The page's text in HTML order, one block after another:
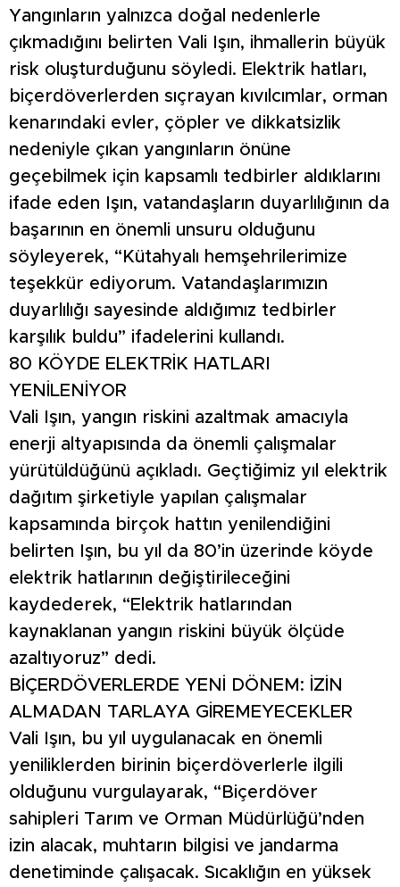
Yangınların yalnızca doğal nedenlerle
çıkmadığını belirten Vali Işın, ihmallerin büyük
risk oluşturduğunu söyledi. Elektrik hatları,
biçerdöverlerden sıçrayan kıvılcımlar, orman
kenarındaki evler, çöpler ve dikkatsizlik
nedeniyle çıkan yangınların önüne
geçebilmek için kapsamlı tedbirler aldıklarını
ifade eden Işın, vatandaşların duyarlılığının da
başarının en önemli unsuru olduğunu
söyleyerek, “Kütahyalı hemşehrilerimize
teşekkür ediyorum. Vatandaşlarımızın
duyarlılığı sayesinde aldığımız tedbirler
karşılık buldu” ifadelerini kullandı.
80 KÖYDE ELEKTRİK HATLARI
YENİLENİYOR
Vali Işın, yangın riskini azaltmak amacıyla
enerji altyapısında da önemli çalışmalar
yürütüldüğünü açıkladı. Geçtiğimiz yıl elektrik
dağıtım şirketiyle yapılan çalışmalar
kapsamında birçok hattın yenilendiğini
belirten Işın, bu yıl da 80’in üzerinde köyde
elektrik hatlarının değiştirileceğini
kaydederek, “Elektrik hatlarından
kaynaklanan yangın riskini büyük ölçüde
azaltıyoruz” dedi.
BİÇERDÖVERLERDE YENİ DÖNEM: İZİN
ALMADAN TARLAYA GİREMEYECEKLER
Vali Işın, bu yıl uygulanacak en önemli
yeniliklerden birinin biçerdöverlerle ilgili
olduğunu vurgulayarak, “Biçerdöver
sahipleri Tarım ve Orman Müdürlüğü’nden
izin alacak, muhtarın bilgisi ve jandarma
denetiminde çalışacak. Sıcaklığın en yüksek